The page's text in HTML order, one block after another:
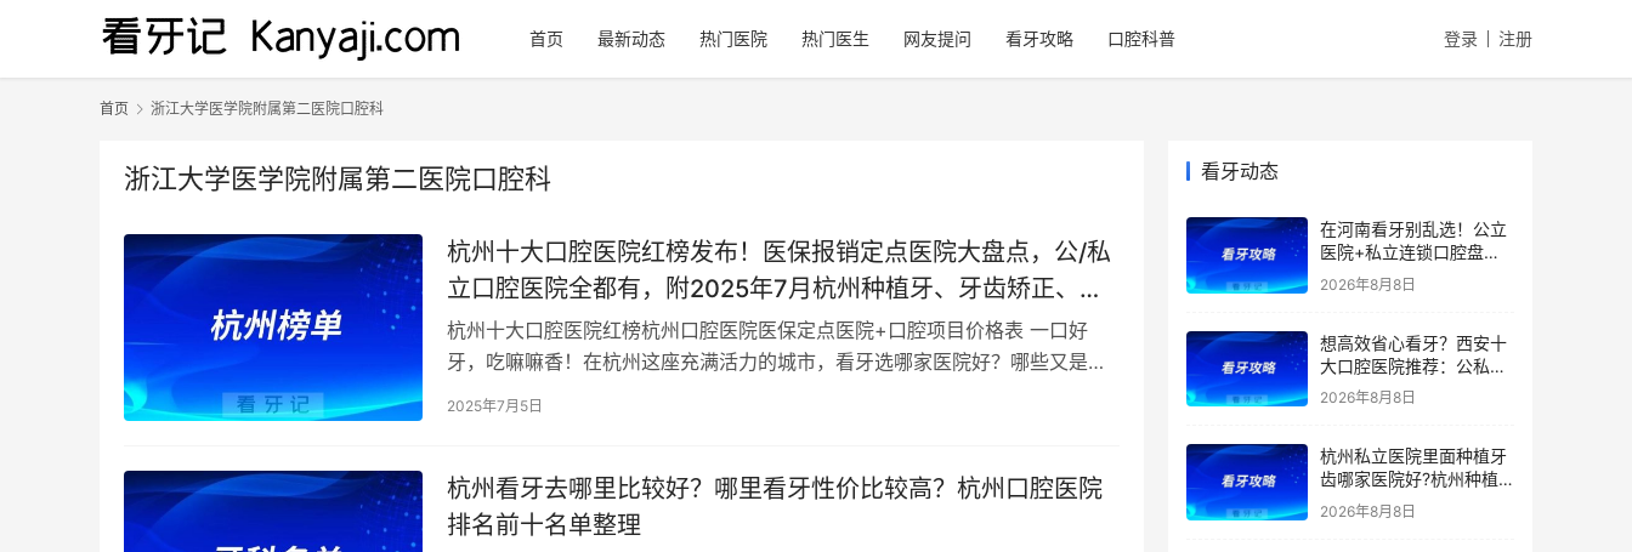
首页 最新动态 热门医院 热门医生 网友提问 看牙攻略 口腔科普 登录 注册
首页 浙江大学医学院附属第二医院口腔科
浙江大学医学院附属第二医院口腔科
杭州十大口腔医院红榜发布！医保报销定点医院大盘点，公/私
立口腔医院全都有，附2025年7月杭州种植牙、牙齿矫正、根
管治疗等价格表
杭州十大口腔医院红榜杭州口腔医院医保定点医院+口腔项目价格表 一口好
牙，吃嘛嘛香！在杭州这座充满活力的城市，看牙选哪家医院好？哪些又是医
保报销定点医院呢？今天就为大家带来2025年…
2025年7月5日
杭州看牙去哪里比较好？哪里看牙性价比较高？杭州口腔医院
排名前十名单整理
看牙动态
在河南看牙别乱选！公立
医院+私立连锁口腔盘
点，医院优势、擅长项目
一文全讲清！种植牙、矫
避坑收好！附价格表
2026年8月8日
想高效省心看牙？西安十
大口腔医院推荐：公私立
综合实力测评，精准匹配
齿项目价格参考
2026年8月8日
杭州私立医院里面种植牙
齿哪家医院好?杭州种植
牙齿多少钱一颗?杭州种
植牙哪个医生好?
2026年8月8日